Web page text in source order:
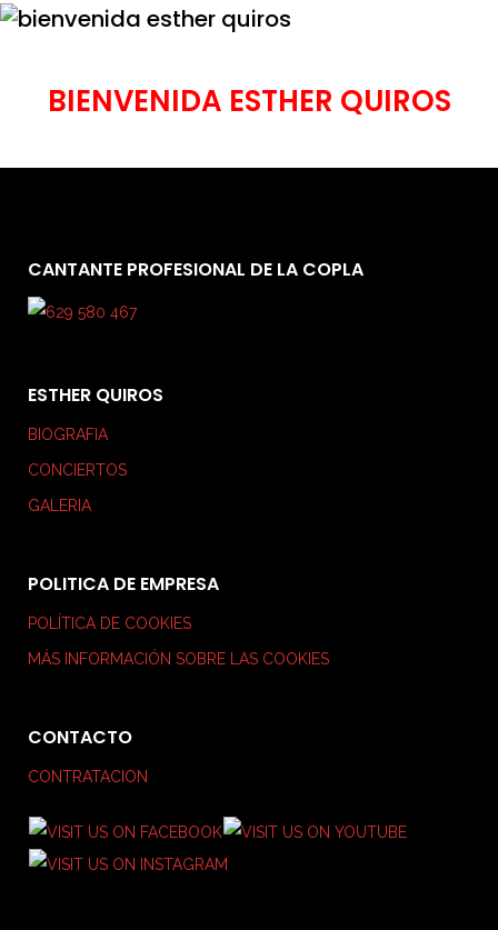
BIENVENIDA ESTHER QUIROS
CANTANTE PROFESIONAL DE LA COPLA
ESTHER QUIROS
BIOGRAFIA
CONCIERTOS
GALERIA
POLITICA DE EMPRESA
POLÍTICA DE COOKIES
MÁS INFORMACIÓN SOBRE LAS COOKIES
CONTACTO
CONTRATACION